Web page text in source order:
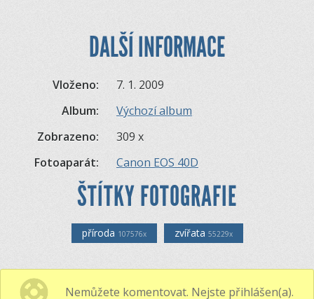
DALŠÍ INFORMACE
Vloženo:
7. 1. 2009
Album:
Výchozí album
Zobrazeno:
309 x
Fotoaparát:
Canon EOS 40D
ŠTÍTKY FOTOGRAFIE
příroda 107576x zvířata 55229x
Nemůžete komentovat. Nejste přihlášen(a).